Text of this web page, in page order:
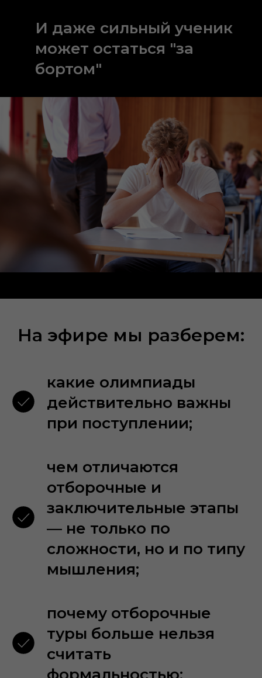
И даже сильный ученик
может остаться "за
бортом"
На эфире мы разберем:
какие олимпиады
действительно важны
при поступлении;
чем отличаются
отборочные и
заключительные этапы
— не только по
сложности, но и по типу
мышления;
почему отборочные
туры больше нельзя
считать
формальностью;